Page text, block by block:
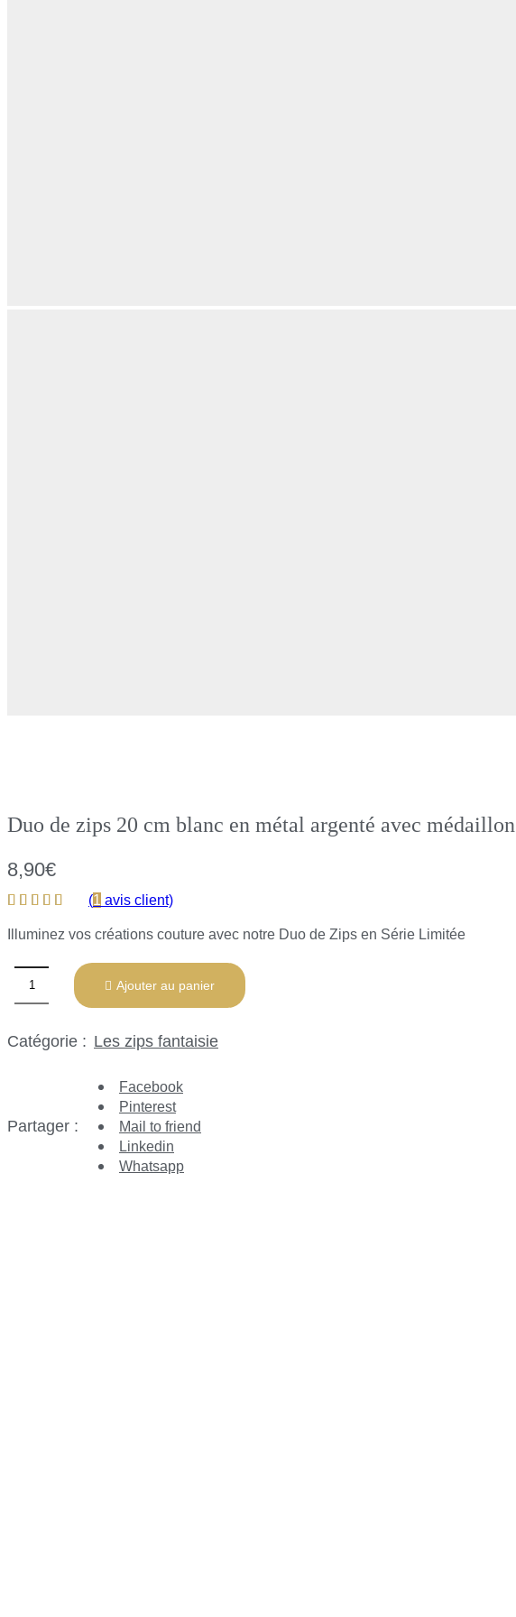
Duo de zips 20 cm blanc en métal argenté avec médaillon
8,90€
(1 avis client)
Illuminez vos créations couture avec notre Duo de Zips en Série Limitée
Ajouter au panier
Catégorie : Les zips fantaisie
Partager :
Facebook
Pinterest
Mail to friend
Linkedin
Whatsapp